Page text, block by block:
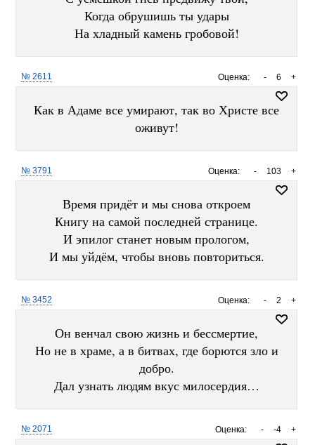
Когда обрушишь ты удары
На хладный камень гробовой!
Оценка: +
6
-
№ 2611
Как в Адаме все умирают, так во Христе все
оживут!
Оценка: +
103
-
№ 3791
Время придёт и мы снова откроем
Книгу на самой последней странице.
И эпилог станет новым прологом,
И мы уйдём, чтобы вновь повториться.
Оценка: +
2
-
№ 3452
Он венчал свою жизнь и бессмертие,
Но не в храме, а в битвах, где борются зло и
добро.
Дал узнать людям вкус милосердия…
Оценка: +
-4
-
№ 2071